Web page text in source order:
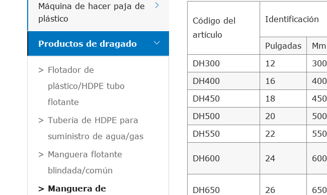
Máquina de hacer paja de
plástico

Productos de dragado 
Flotador de
plástico/HDPE tubo
flotante
Tubería de HDPE para
suministro de agua/gas
Manguera flotante
blindada/común
Manguera de
Código del
artículo
Identificación
Pulgadas Mm
DH300
12 300
DH400
16 400
DH450
18 450
DH500
20 500
DH550
22 550
DH600 24 600
DH650 26 650